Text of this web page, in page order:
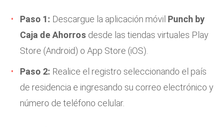
Paso 1: Descargue la aplicación móvil Punch by
Caja de Ahorros desde las tiendas virtuales Play
Store (Android) o App Store (iOS).
Paso 2: Realice el registro seleccionando el país
de residencia e ingresando su correo electrónico y
número de teléfono celular.